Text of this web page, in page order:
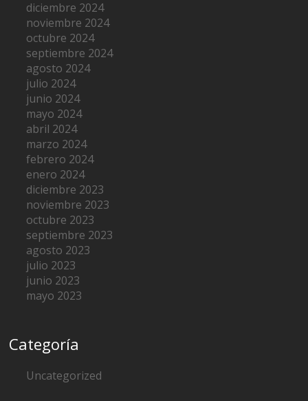
diciembre 2024
noviembre 2024
octubre 2024
septiembre 2024
agosto 2024
julio 2024
junio 2024
mayo 2024
abril 2024
marzo 2024
febrero 2024
enero 2024
diciembre 2023
noviembre 2023
octubre 2023
septiembre 2023
agosto 2023
julio 2023
junio 2023
mayo 2023
Categoría
Uncategorized